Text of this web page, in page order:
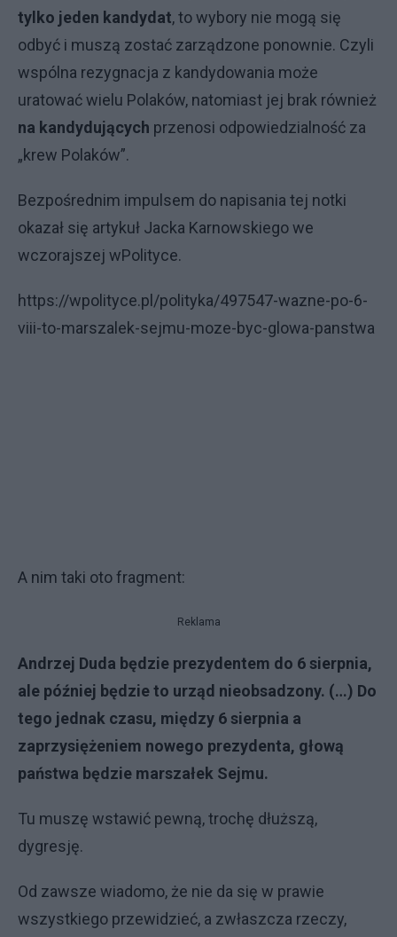
tylko jeden kandydat, to wybory nie mogą się
odbyć i muszą zostać zarządzone ponownie. Czyli
wspólna rezygnacja z kandydowania może
uratować wielu Polaków, natomiast jej brak również
na kandydujących przenosi odpowiedzialność za
„krew Polaków”.
Bezpośrednim impulsem do napisania tej notki
okazał się artykuł Jacka Karnowskiego we
wczorajszej wPolityce.
https://wpolityce.pl/polityka/497547-wazne-po-6-
viii-to-marszalek-sejmu-moze-byc-glowa-panstwa
A nim taki oto fragment:
Reklama
Andrzej Duda będzie prezydentem do 6 sierpnia,
ale później będzie to urząd nieobsadzony. (…) Do
tego jednak czasu, między 6 sierpnia a
zaprzysiężeniem nowego prezydenta, głową
państwa będzie marszałek Sejmu.
Tu muszę wstawić pewną, trochę dłuższą,
dygresję.
Od zawsze wiadomo, że nie da się w prawie
wszystkiego przewidzieć, a zwłaszcza rzeczy,